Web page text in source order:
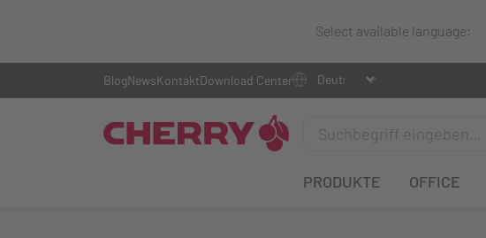
Select available language:
PRODUKTE OFFICE
BlogNewsKontaktDownload Center